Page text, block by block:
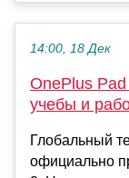
14:00, 18 Дек
OnePlus
учебы и
Глобальный
официально